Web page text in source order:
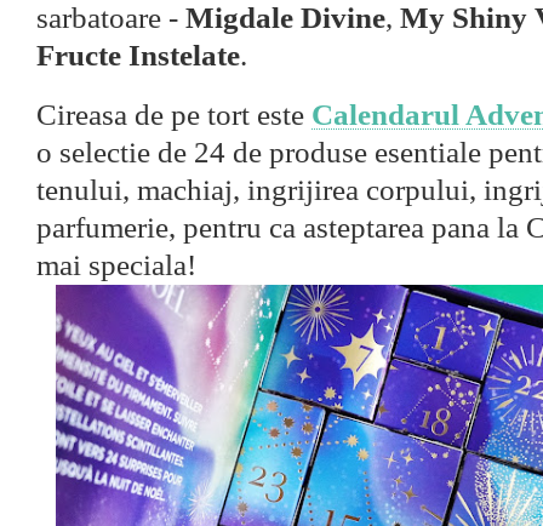
sarbatoare - Migdale Divine, My Shiny
Fructe Instelate.
Cireasa de pe tort este Calendarul
o selectie de 24 de produse esentiale
tenului, machiaj, ingrijirea corpului,
parfumerie, pentru ca asteptarea pana la
mai speciala!